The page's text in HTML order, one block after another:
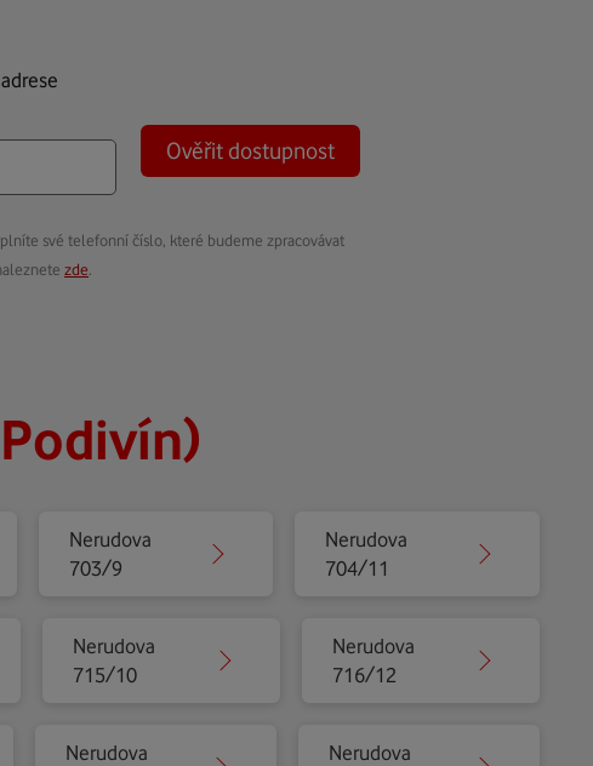
Ověřit dostupnost
své telefonní číslo, které budeme zpracovávat
zde
Nerudova
703/9
Nerudova
704/11
Nerudova
715/10
Nerudova
716/12
Nerudova
Nerudova